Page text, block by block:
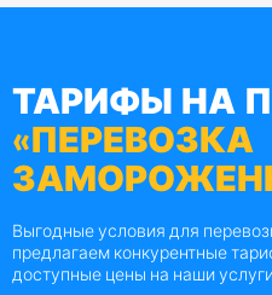
ТАРИФЫ НА
«ПЕРЕВОЗКА
Выгодные условия для
предлагаем конкурентные
доступные цены на наши